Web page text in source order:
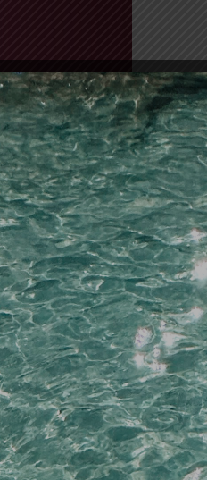
Descripción